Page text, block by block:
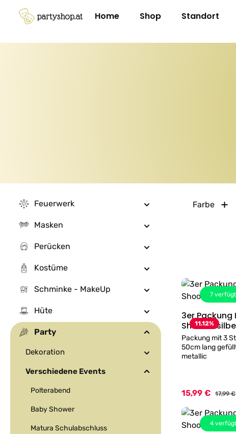
Hauptinhalt springen
Zur Suche springen
Zur Hauptnavigation springen
Home Shop Standort
Feuerwerk
Masken
Perücken
Kostüme
Schminke - MakeUp
Hüte
Party
Dekoration
Verschiedene Events
Polterabend
Baby Shower
Matura Schulabschluss
Farbe
7
11.12%
3er Packung Konfetti
Packung mit 3
50cm lang
metallic
Verkaufspreis:
15,99 € 17,99 €
4